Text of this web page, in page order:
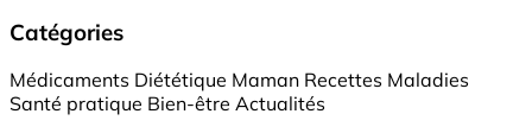
Catégories
Médicaments Diététique Maman Recettes Maladies
Santé pratique Bien-être Actualités